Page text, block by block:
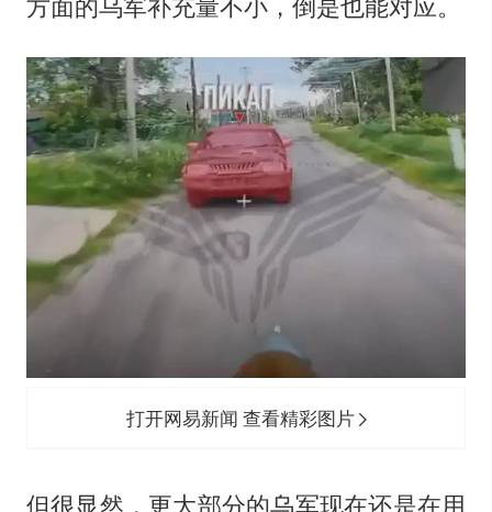
打开网易新闻 查看精彩图片
但很显然，更大部分的乌军现在还是在用